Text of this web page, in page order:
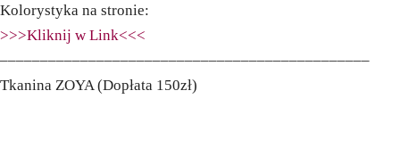
Kolorystyka na stronie:
>>>Kliknij w Link<<<
––––––––––––––––––––––––––––––––––––––––––––––
Tkanina ZOYA (Dopłata 150zł)